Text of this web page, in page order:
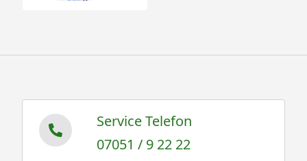
Service Telefon
07051 / 9 22 22